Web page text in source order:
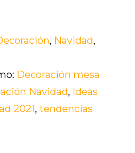
, Navidad,
Decoración mesa
Navidad, Ideas
2021,tendencias